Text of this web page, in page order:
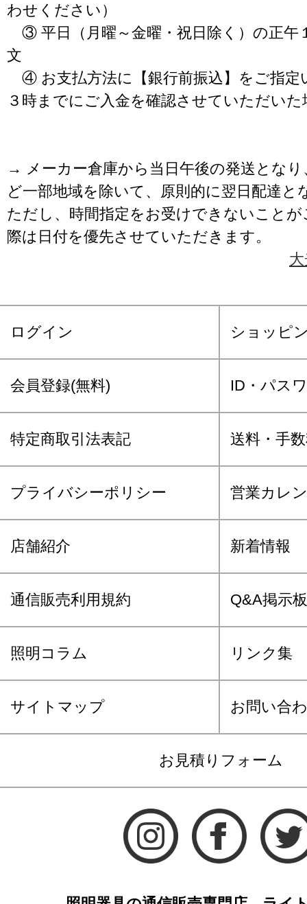
わせください）
③ 平日（月曜～金曜・祝日除く）の正午
文
④ お支払方法に【銀行前振込】をご指定
３時までにご入金を確認させていただいた
→ メーカー倉庫から当日午後の発送となり
ど一部地域を除いて、原則的に翌日配達と
ただし、時間指定をお受けできないこと
際は日付を優先させていただきます。
ログイン ショッピ
会員登録(無料) ID・パス
特定商取引法表記 送料・手
プライバシーポリシー 営業カレ
店舗紹介 新着情報
通信販売利用規約 Q&A掲示板
照明コラム リンク集
サイトマップ お問い合
お見積りフォーム